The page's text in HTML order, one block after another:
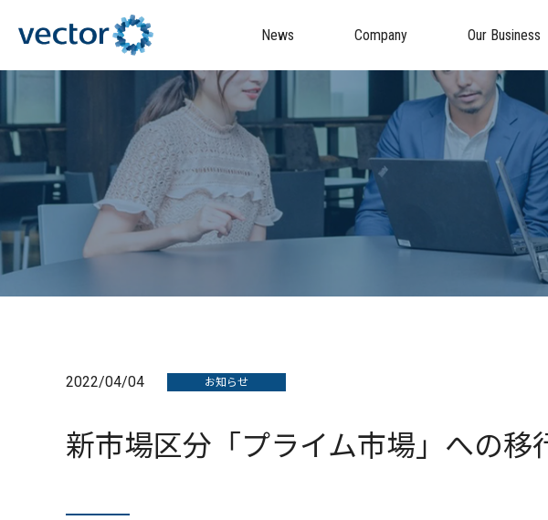
News Company Our Business
2022/04/04 お知らせ
新市場区分「プライム市場」への移